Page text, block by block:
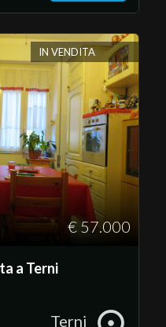
IN VENDITA
€ 57.000
a Terni
Terni